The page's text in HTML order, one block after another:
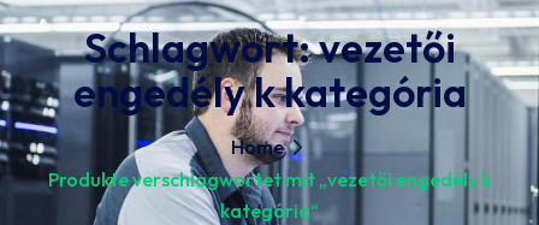
Schlagwort:vezetői
engedély k kategória
Home
Produkte verschlagwortet mit „vezetői engedély k
kategória“